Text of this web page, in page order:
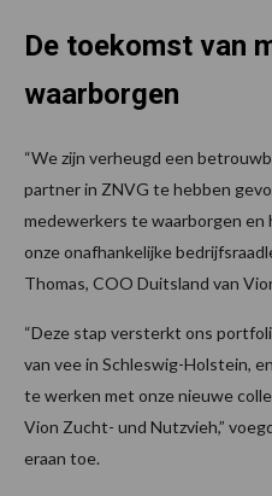
De toekomst van
waarborgen
“We zijn verheugd een
partner in ZNVG te hebben
medewerkers te waarborgen en
onze onafhankelijke
Thomas, COO Duitsland van
“Deze stap versterkt ons
van vee in Schleswig-Holstein,
te werken met onze nieuwe
Vion Zucht- und Nutzvieh,”
eraan toe.